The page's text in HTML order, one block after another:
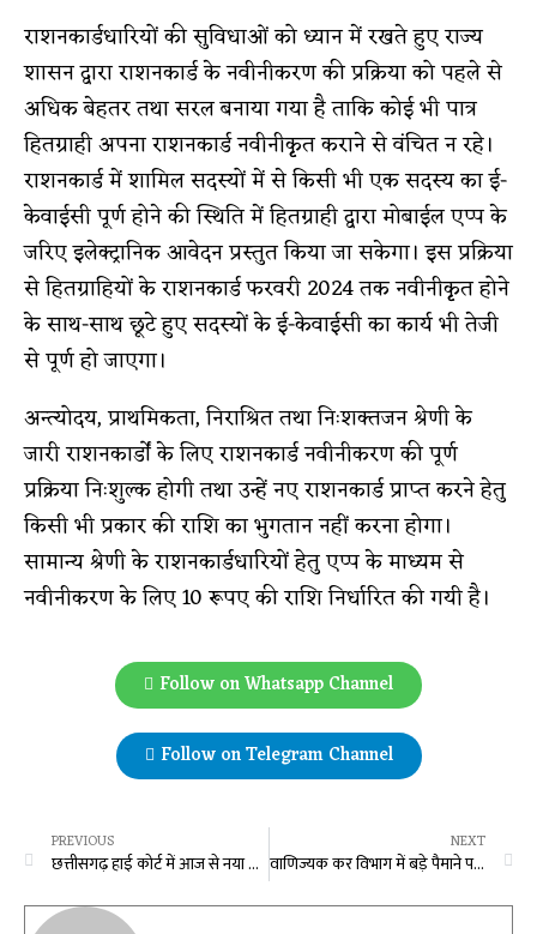
राशनकार्डधारियों की सुविधाओं को ध्यान में रखते हुए राज्य
शासन द्वारा राशनकार्ड के नवीनीकरण की प्रक्रिया को पहले से
अधिक बेहतर तथा सरल बनाया गया है ताकि कोई भी पात्र
हितग्राही अपना राशनकार्ड नवीनीकृृत कराने से वंचित न रहे।
राशनकार्ड में शामिल सदस्यों में से किसी भी एक सदस्य का ई-
केवाईसी पूर्ण होने की स्थिति में हितग्राही द्वारा मोबाईल एप्प के
जरिए इलेक्ट्रानिक आवेदन प्रस्तुत किया जा सकेगा। इस प्रक्रिया
से हितग्राहियों के राशनकार्ड फरवरी 2024 तक नवीनीकृृत होने
के साथ-साथ छूटे हुए सदस्यों के ई-केवाईसी का कार्य भी तेजी
से पूर्ण हो जाएगा।
अन्त्योदय, प्राथमिकता, निराश्रित तथा निःशक्तजन श्रेणी के
जारी राशनकार्डों के लिए राशनकार्ड नवीनीकरण की पूर्ण
प्रक्रिया निःशुल्क होगी तथा उन्हें नए राशनकार्ड प्राप्त करने हेतु
किसी भी प्रकार की राशि का भुगतान नहीं करना होगा।
सामान्य श्रेणी के राशनकार्डधारियों हेतु एप्प के माध्यम से
नवीनीकरण के लिए 10 रूपए की राशि निर्धारित की गयी है।
Follow on Whatsapp Channel
Follow on Telegram Channel
PREVIOUS
छत्तीसगढ़ हाई कोर्ट में आज से नया रोस्टर हुआ लागू, अब 3 डिवीजन और 6 स्पेशल समेत इन 19 बेंच में होगी मामलों की सुनवाई
NEXT
वाणिज्यक कर विभाग में बड़े पैमाने पर तबादला